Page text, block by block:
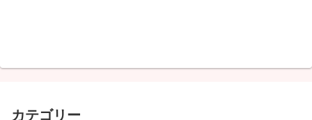
カテゴリー